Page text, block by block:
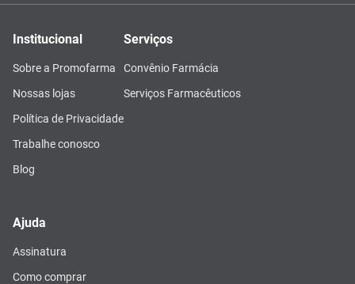
Institucional
Sobre a Promofarma
Nossas lojas
Política de Privacidade
Trabalhe conosco
Blog
Serviços
Convênio Farmácia
Serviços Farmacêuticos
Ajuda
Assinatura
Como comprar